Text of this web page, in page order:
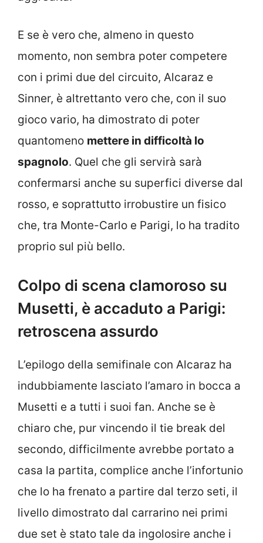
E se è vero che, almeno in questo
momento, non sembra poter competere
con i primi due del circuito, Alcaraz e
Sinner, è altrettanto vero che, con il suo
gioco vario, ha dimostrato di poter
quantomeno mettere in difficoltà lo
spagnolo. Quel che gli servirà sarà
confermarsi anche su superfici diverse dal
rosso, e soprattutto irrobustire un fisico
che, tra Monte-Carlo e Parigi, lo ha tradito
proprio sul più bello.
Colpo di scena clamoroso su
Musetti, è accaduto a Parigi:
retroscena assurdo
L’epilogo della semifinale con Alcaraz ha
indubbiamente lasciato l’amaro in bocca a
Musetti e a tutti i suoi fan. Anche se è
chiaro che, pur vincendo il tie break del
secondo, difficilmente avrebbe portato a
casa la partita, complice anche l’infortunio
che lo ha frenato a partire dal terzo seti, il
livello dimostrato dal carrarino nei primi
due set è stato tale da ingolosire anche i